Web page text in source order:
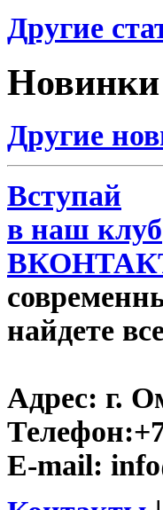
Другие
Новинки
Другие
Вступай
в наш клуб
найдете
Адрес: г.
Телефон:
E-mail: